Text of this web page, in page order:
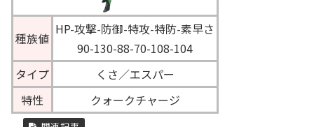
種族値
HP-攻撃-防御-特攻-特防-素早さ
90-130-88-70-108-104
タイプ
くさ／エスパー
特性
クォークチャージ